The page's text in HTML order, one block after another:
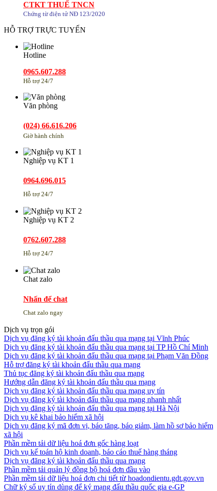
CTKT THUẾ TNCN
Chứng từ điện tử NĐ 123/2020
HỖ TRỢ TRỰC TUYẾN
Hotline
0965.607.288
Hỗ trợ 24/7
Văn phòng
(024) 66.616.206
Giờ hành chính
Nghiệp vụ KT 1
0964.696.015
Hỗ trợ 24/7
Nghiệp vụ KT 2
0762.607.288
Hỗ trợ 24/7
Chat zalo
Nhấn để chat
Chat zalo ngay
Dịch vụ trọn gói
Dịch vụ đăng ký tài khoản đấu thầu qua mạng tại Vĩnh Phúc
Dịch vụ đăng ký tài khoản đấu thầu qua mạng tại TP Hồ Chí Minh
Dịch vụ đăng ký tài khoản đấu thầu qua mạng tại Phạm Văn Đồng
Hỗ trợ đăng ký tài khoản đấu thầu qua mạng
Thủ tục đăng ký tài khoản đấu thầu qua mạng
Hướng dẫn đăng ký tài khoản đấu thầu qua mạng
Dịch vụ đăng ký tài khoản đấu thầu qua mạng uy tín
Dịch vụ đăng ký tài khoản đấu thầu qua mạng nhanh nhất
Dịch vụ đăng ký tài khoản đấu thầu qua mạng tại Hà Nội
Dịch vụ kê khai bảo hiểm xã hội
Dịch vụ đăng ký mã đơn vị, báo tăng, báo giảm, làm hồ sơ bảo hiểm
xã hội
Phần mềm tải dữ liệu hoá đơn gốc hàng loạt
Dịch vụ kế toán hộ kinh doanh, báo cáo thuế hàng tháng
Dịch vụ đăng ký tài khoản đấu thầu qua mạng
Phần mềm tải quản lý đồng bộ hoá đơn đầu vào
Phần mềm tải dữ liệu hoá đơn chi tiết từ hoadondientu.gdt.gov.vn
Chữ ký số uy tín dùng để ký mạng đấu thầu quốc gia e-GP